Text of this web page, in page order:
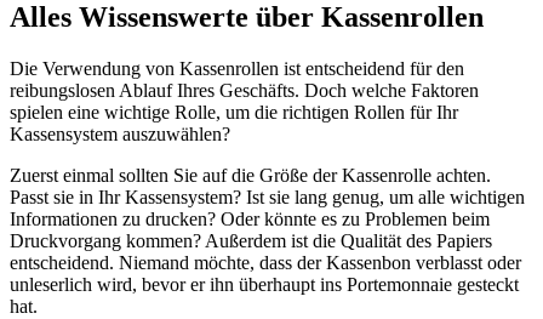
Alles Wissenswerte über Kassenrollen
Die Verwendung von Kassenrollen ist entscheidend für den
reibungslosen Ablauf Ihres Geschäfts. Doch welche Faktoren
spielen eine wichtige Rolle, um die richtigen Rollen für Ihr
Kassensystem auszuwählen?
Zuerst einmal sollten Sie auf die Größe der Kassenrolle achten.
Passt sie in Ihr Kassensystem? Ist sie lang genug, um alle wichtigen
Informationen zu drucken? Oder könnte es zu Problemen beim
Druckvorgang kommen? Außerdem ist die Qualität des Papiers
entscheidend. Niemand möchte, dass der Kassenbon verblasst oder
unleserlich wird, bevor er ihn überhaupt ins Portemonnaie gesteckt
hat.